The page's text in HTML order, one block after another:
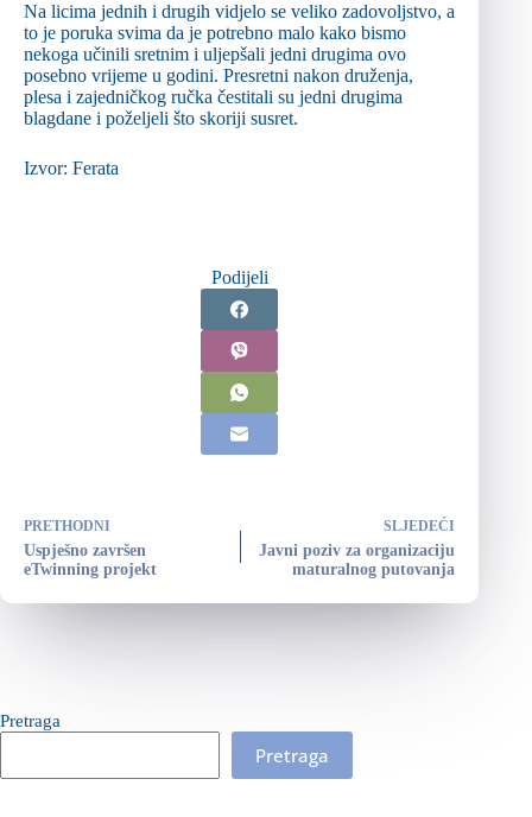
Na licima jednih i drugih vidjelo se veliko zadovoljstvo, a
to je poruka svima da je potrebno malo kako bismo
nekoga učinili sretnim i uljepšali jedni drugima ovo
posebno vrijeme u godini. Presretni nakon druženja,
plesa i zajedničkog ručka čestitali su jedni drugima
blagdane i poželjeli što skoriji susret.
Izvor: Ferata
Podijeli
PRETHODNI
Uspješno završen
eTwinning projekt
SLJEDEĆI
Javni poziv za organizaciju
maturalnog putovanja
Pretraga
Pretraga